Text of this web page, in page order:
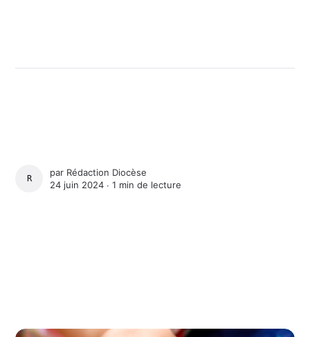
RÉDACTION DIOCÈSE
par Rédaction Diocèse
24 juin 2024 ∙1 min de lecture